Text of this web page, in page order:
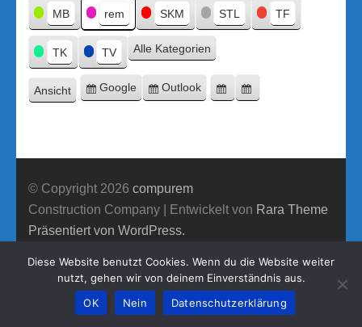
MB rem SKM STL TF
TK TV Alle Kategorien
Ansicht ausdrucken
Eintragen
Google
Eintragen
Outlook
Google-
© Copyright 2026 compurem
Construction Company | Entwickelt von Rara Theme
Präsentiert von WordPress.
Diese Website benutzt Cookies. Wenn du die Website weiter
nutzt, gehen wir von deinem Einverständnis aus.
OK
Nein Datenschutzerklärung